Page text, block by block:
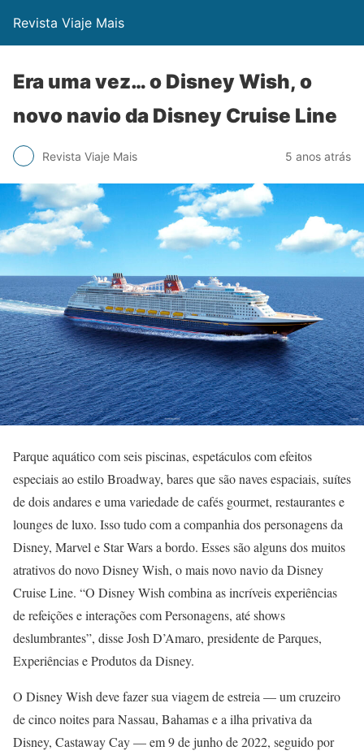
Revista Viaje Mais
Era uma vez… o Disney Wish, o
novo navio da Disney Cruise Line
Revista Viaje Mais 5 anos atrás
Parque aquático com seis piscinas, espetáculos com efeitos
especiais ao estilo Broadway, bares que são naves espaciais, suítes
de dois andares e uma variedade de cafés gourmet, restaurantes e
lounges de luxo. Isso tudo com a companhia dos personagens da
Disney, Marvel e Star Wars a bordo. Esses são alguns dos muitos
atrativos do novo Disney Wish, o mais novo navio da Disney
Cruise Line. “O Disney Wish combina as incríveis experiências
de refeições e interações com Personagens, até shows
deslumbrantes”, disse Josh D’Amaro, presidente de Parques,
Experiências e Produtos da Disney.
O Disney Wish deve fazer sua viagem de estreia — um cruzeiro
de cinco noites para Nassau, Bahamas e a ilha privativa da
Disney, Castaway Cay — em 9 de junho de 2022, seguido por